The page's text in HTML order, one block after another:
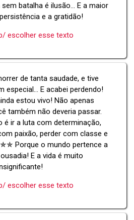
batalha é ilusão... E a maior
e a gratidão!
escolher esse texto
de tanta saudade, e tive
especial... E acabei perdendo!
estou vivo! Não apenas
também não deveria passar.
ir a luta com determinação,
paixão, perder com classe e
Porque o mundo pertence a
E a vida é muito
escolher esse texto